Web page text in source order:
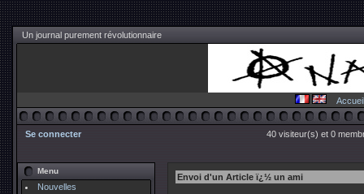
Un journal purement révolutionnaire
Accueil
Se connecter 40 visiteur(s) et 0
Menu
Nouvelles
Envoi d'un Article ï¿½ un ami